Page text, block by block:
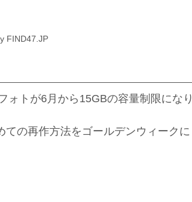
FIND47.JP
ォトが6月から15GBの容量制限になり
の再作方法をゴールデンウィークに